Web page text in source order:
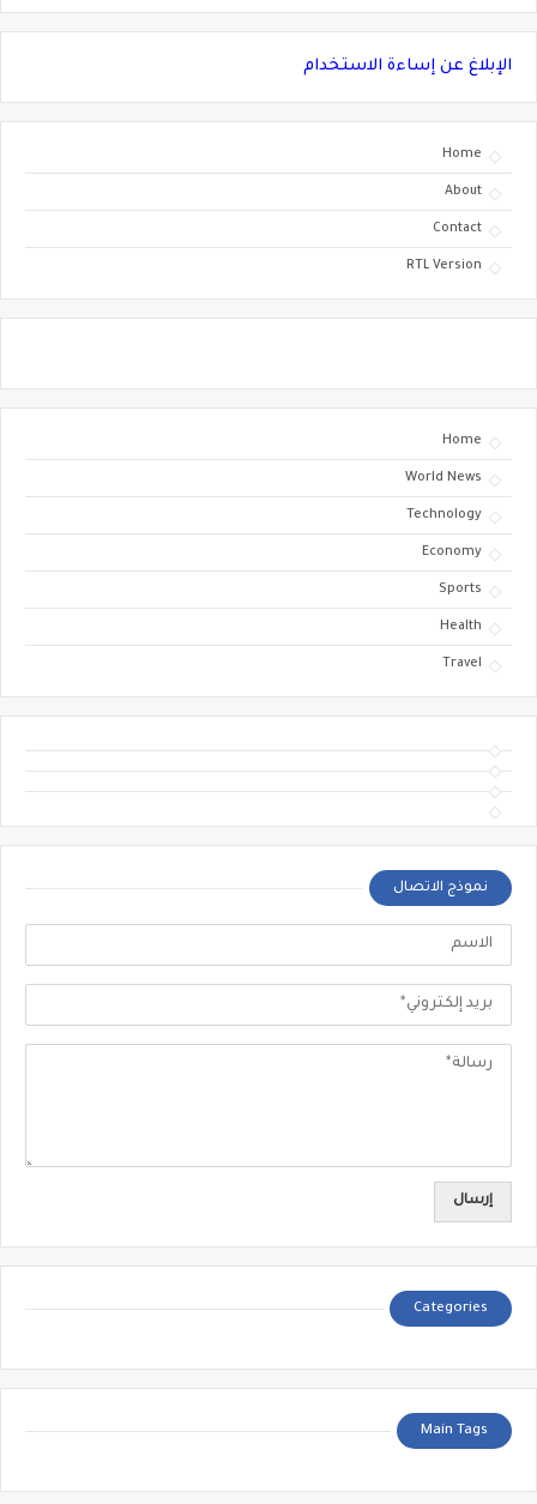
الإبلاغ عن إساءة الاستخدام
Home
About
Contact
RTL Version
Home
World News
Technology
Economy
Sports
Health
Travel
نموذج الاتصال
Categories
Main Tags